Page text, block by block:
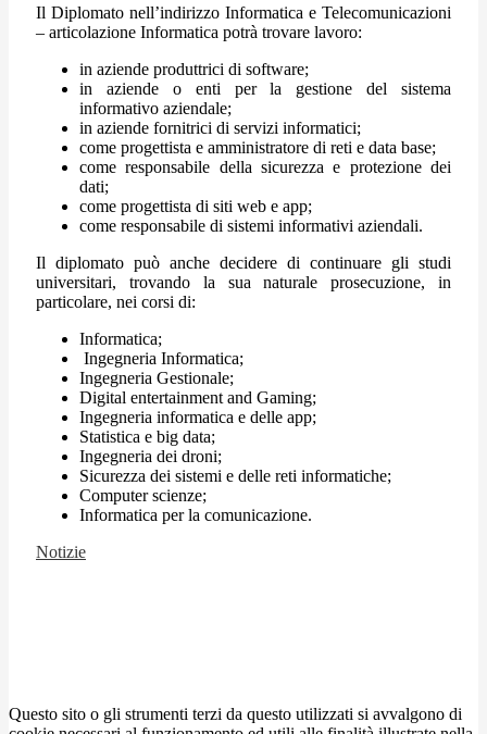
Il Diplomato nell’indirizzo Informatica e Telecomunicazioni
– articolazione Informatica potrà trovare lavoro:
in aziende produttrici di software;
in aziende o enti per la gestione del sistema
informativo aziendale;
in aziende fornitrici di servizi informatici;
come progettista e amministratore di reti e data base;
come responsabile della sicurezza e protezione dei
dati;
come progettista di siti web e app;
come responsabile di sistemi informativi aziendali.
Il diplomato può anche decidere di continuare gli studi
universitari, trovando la sua naturale prosecuzione, in
particolare, nei corsi di:
Informatica;
Ingegneria Informatica;
Ingegneria Gestionale;
Digital entertainment and Gaming;
Ingegneria informatica e delle app;
Statistica e big data;
Ingegneria dei droni;
Sicurezza dei sistemi e delle reti informatiche;
Computer scienze;
Informatica per la comunicazione.
Notizie
Questo sito o gli strumenti terzi da questo utilizzati si avvalgono di